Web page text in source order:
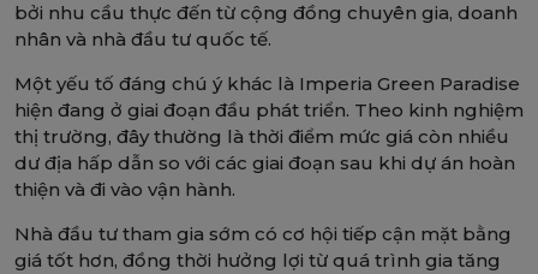
bởi nhu cầu thực đến từ cộng đồng chuyên gia, doanh
nhân và nhà đầu tư quốc tế.
Một yếu tố đáng chú ý khác là Imperia Green Paradise
hiện đang ở giai đoạn đầu phát triển. Theo kinh nghiệm
thị trường, đây thường là thời điểm mức giá còn nhiều
dư địa hấp dẫn so với các giai đoạn sau khi dự án hoàn
thiện và đi vào vận hành.
Nhà đầu tư tham gia sớm có cơ hội tiếp cận mặt bằng
giá tốt hơn, đồng thời hưởng lợi từ quá trình gia tăng